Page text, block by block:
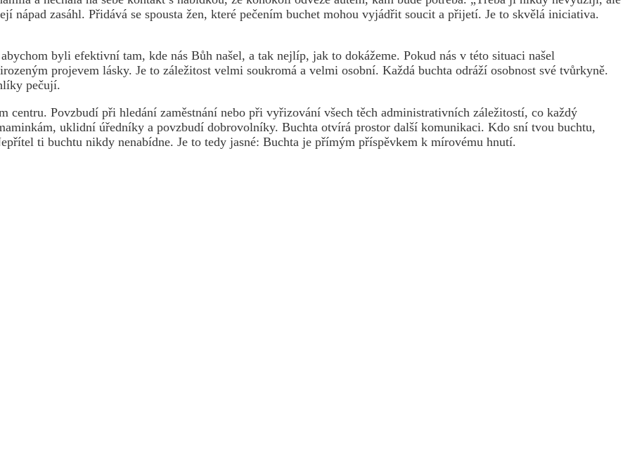
nápad zasáhl. Přidává se spousta žen, které pečením buchet mohou vyjádřit soucit a přijetí. Je to skvělá iniciativa.
byli efektivní tam, kde nás Bůh našel, a tak nejlíp, jak to dokážeme. Pokud nás v této situaci našel
projevem lásky. Je to záležitost velmi soukromá a velmi osobní. Každá buchta odráží osobnost své tvůrkyně.
pečují.
centru. Povzbudí při hledání zaměstnání nebo při vyřizování všech těch administrativních záležitostí, co každý
uklidní úředníky a povzbudí dobrovolníky. Buchta otvírá prostor další komunikaci. Kdo sní tvou buchtu,
ti buchtu nikdy nenabídne. Je to tedy jasné: Buchta je přímým příspěvkem k mírovému hnutí.